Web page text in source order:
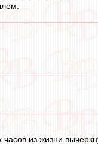
из жизни